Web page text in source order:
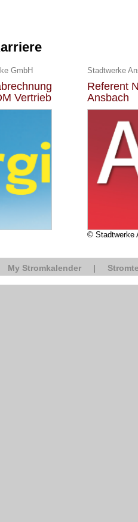
GmbH
Vertrieb
Stadtwerke
Referent
Ansbach
© Stadtwerke
My Stromkalender |